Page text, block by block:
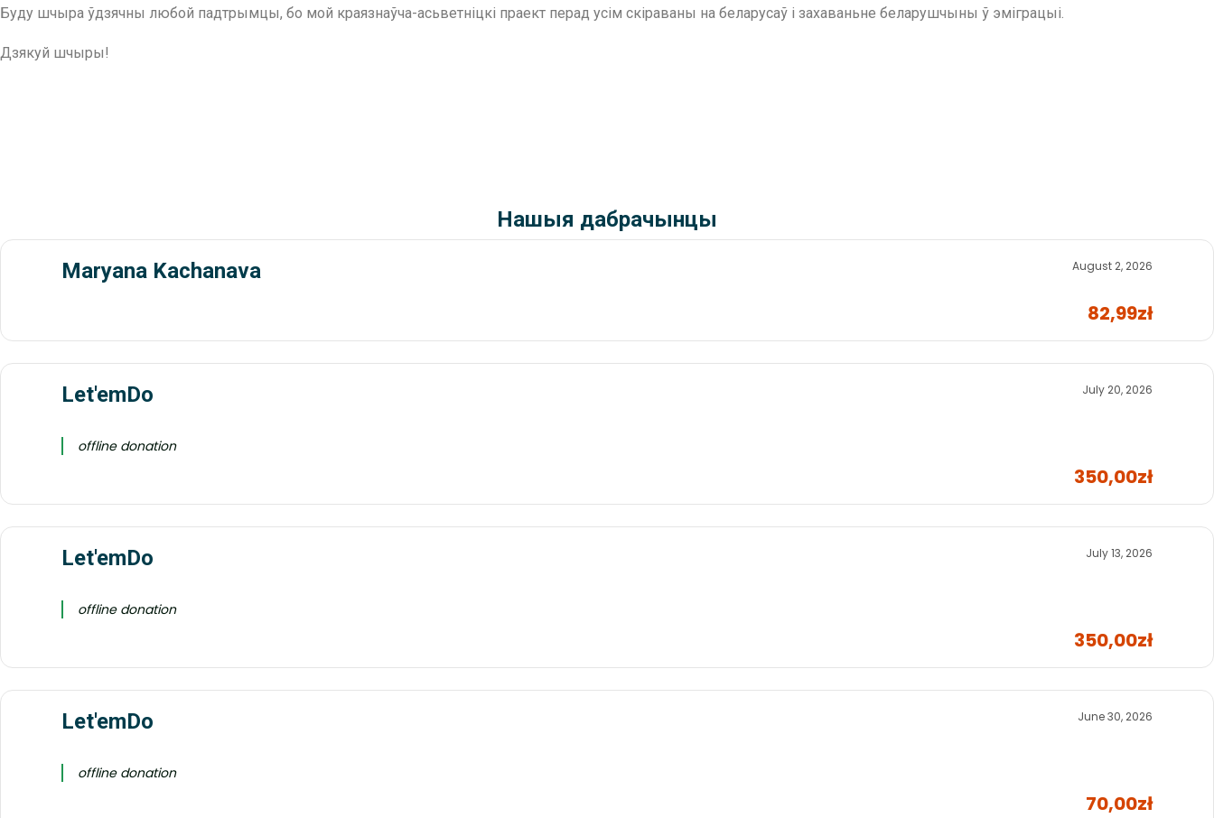
Буду шчыра ўдзячны любой падтрымцы, бо мой краязнаўча-асьветніцкі праект перад усім скіраваны на беларусаў і захаваньне беларушчыны ў эміграцыі.
Дзякуй шчыры!
Нашыя дабрачынцы
Maryana Kachanava August 2, 2026
82,99zł
Let'emDo July 20, 2026
offline donation
350,00zł
Let'emDo July 13, 2026
offline donation
350,00zł
Let'emDo June 30, 2026
offline donation
70,00zł